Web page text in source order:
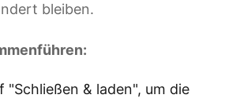
bleiben.
"Schließen & laden", um die